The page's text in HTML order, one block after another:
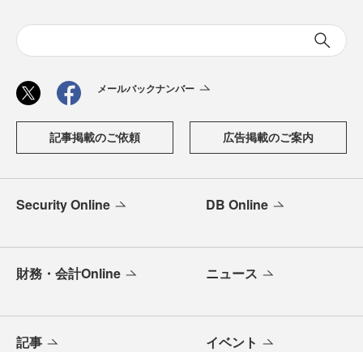
メールバックナンバー
記事掲載のご依頼 広告掲載のご案内
Security Online DB Online
財務・会計Online ニュース
記事 イベント